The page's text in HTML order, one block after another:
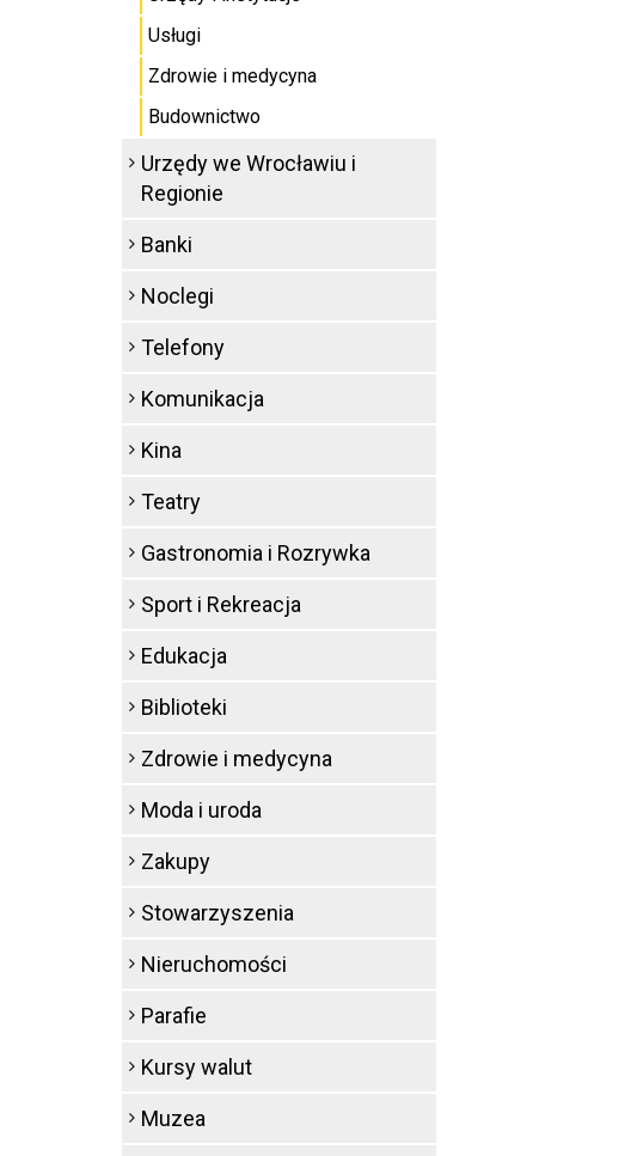
Usługi
Zdrowie i medycyna
Budownictwo
Urzędy we Wrocławiu i
Regionie
Banki
Noclegi
Telefony
Komunikacja
Kina
Teatry
Gastronomia i Rozrywka
Sport i Rekreacja
Edukacja
Biblioteki
Zdrowie i medycyna
Moda i uroda
Zakupy
Stowarzyszenia
Nieruchomości
Parafie
Kursy walut
Muzea